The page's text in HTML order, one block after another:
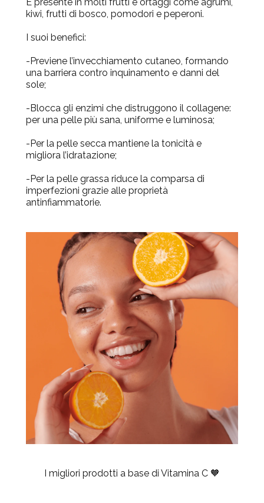
kiwi, frutti di bosco, pomodori e peperoni.
I suoi benefici:
-Previene l’invecchiamento cutaneo, formando
una barriera contro inquinamento e danni del
sole;
-Blocca gli enzimi che distruggono il collagene:
per una pelle più sana, uniforme e luminosa;
-Per la pelle secca mantiene la tonicità e
migliora l’idratazione;
-Per la pelle grassa riduce la comparsa di
imperfezioni grazie alle proprietà
antinfiammatorie.
I migliori prodotti a base di Vitamina C 🧡